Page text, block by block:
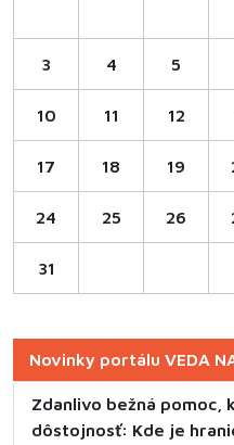
3 4 5
10 11 12
17 18 19
24 25 26
31
Novinky portálu VEDA
Zdanlivo bežná pomoc,
dôstojnosť: Kde je